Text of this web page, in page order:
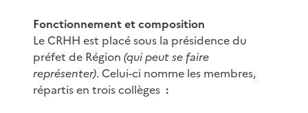
Fonctionnement et composition
Le CRHH est placé sous la présidence du
préfet de Région (qui peut se faire
représenter). Celui-ci nomme les membres,
répartis en trois collèges :